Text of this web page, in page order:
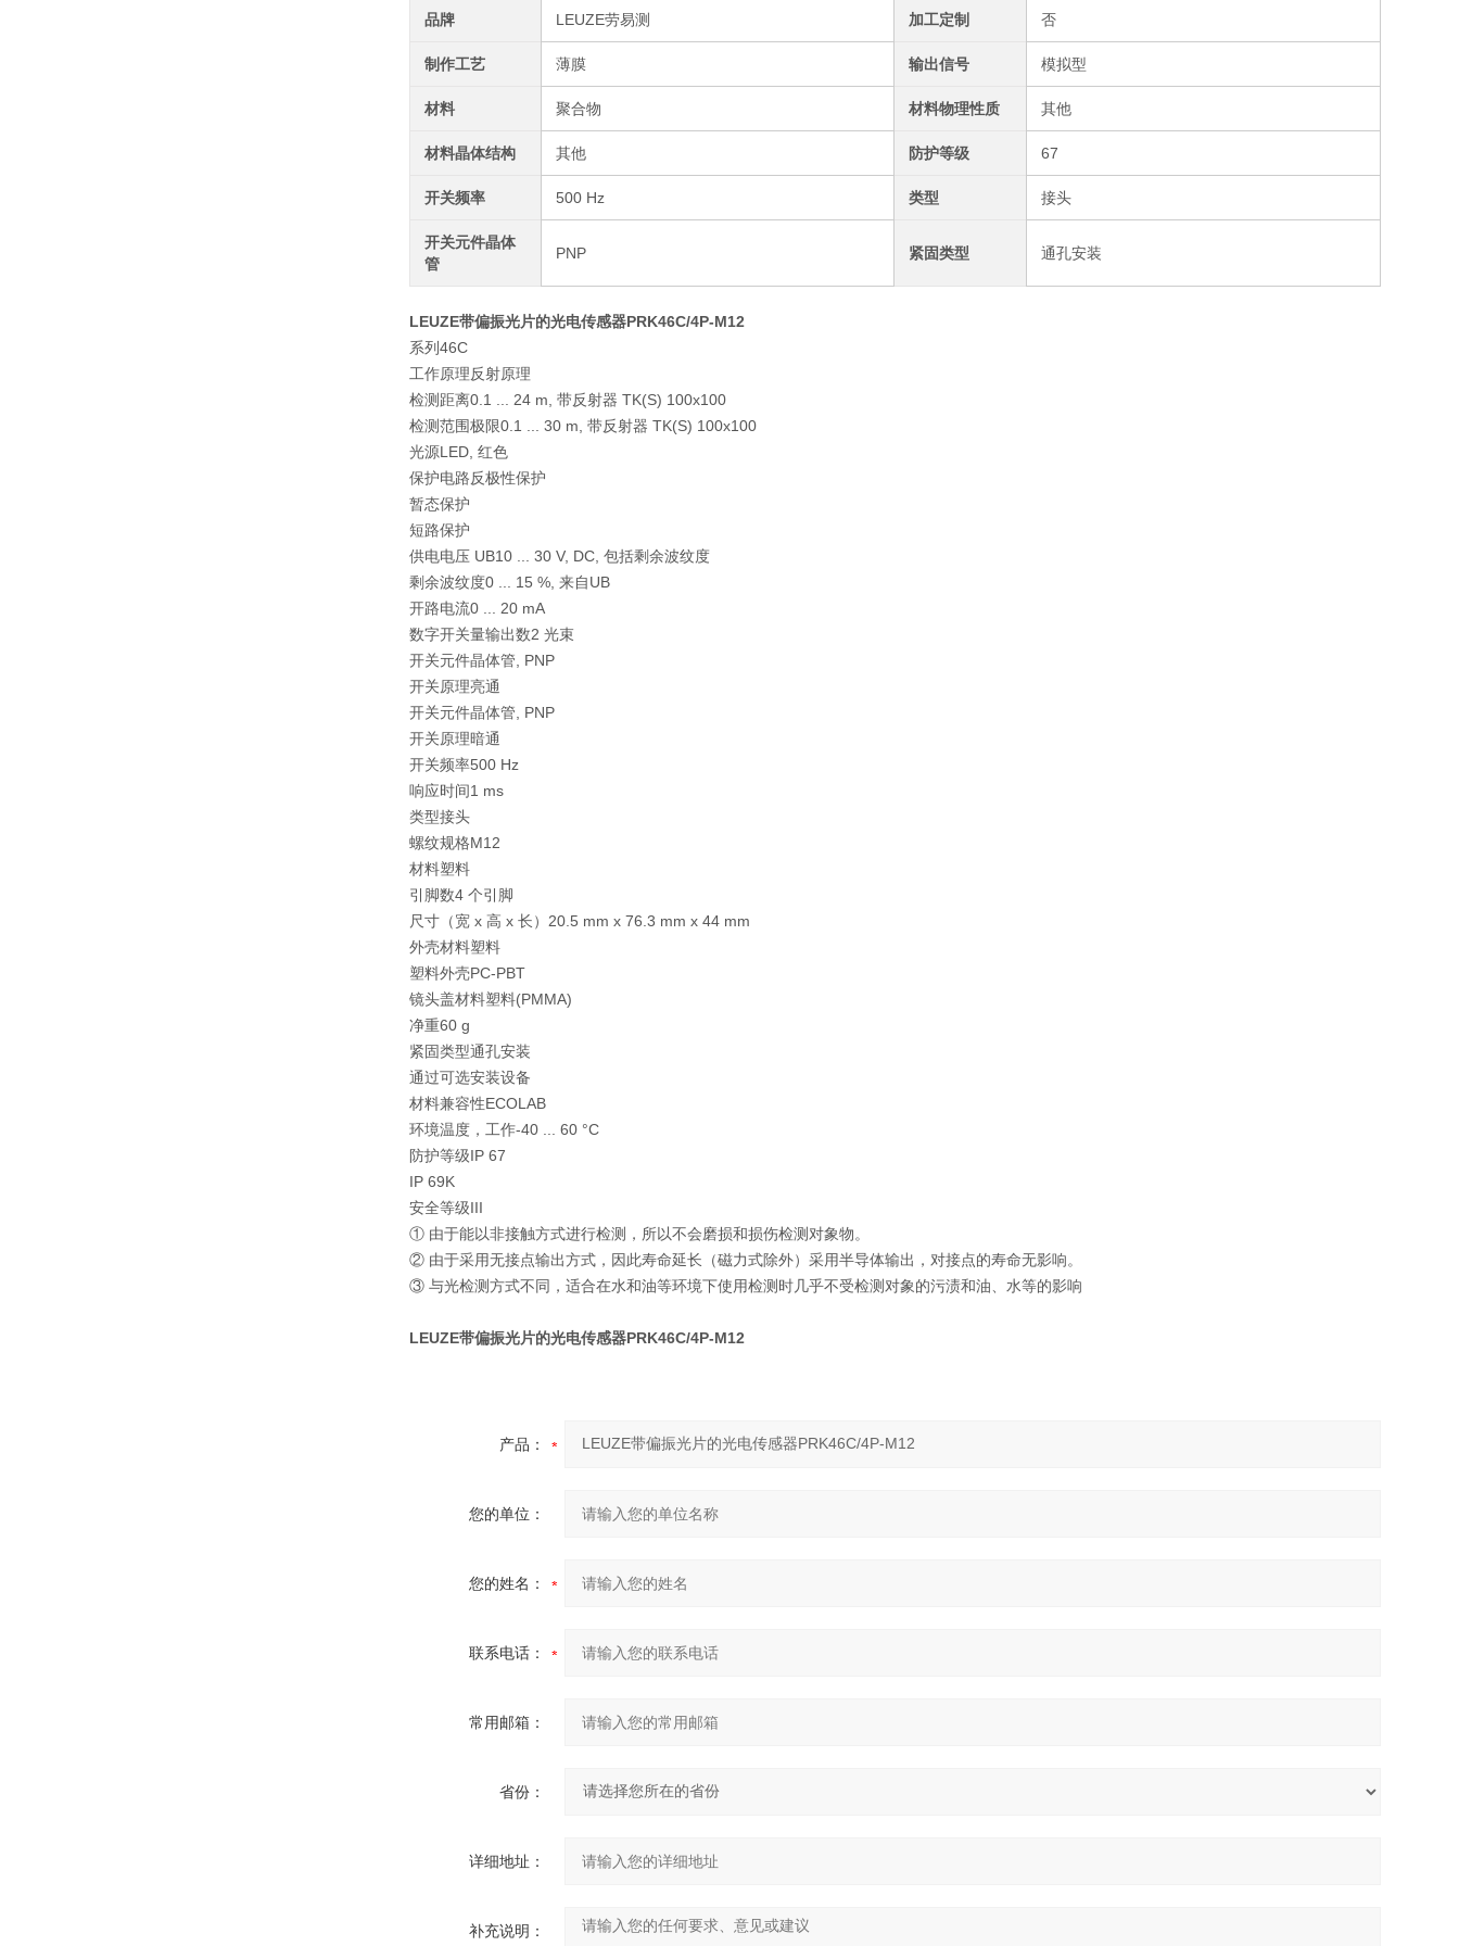
品牌 LEUZE劳易测 加工定制 否
制作工艺 薄膜 输出信号 模拟型
材料 聚合物 材料物理性质 其他
材料晶体结构 其他 防护等级 67
开关频率 500 Hz 类型 接头
开关元件晶体
管
PNP 紧固类型 通孔安装
LEUZE带偏振光片的光电传感器PRK46C/4P-M12
系列46C
工作原理反射原理
检测距离0.1 ... 24 m, 带反射器 TK(S) 100x100
检测范围极限0.1 ... 30 m, 带反射器 TK(S) 100x100
光源LED, 红色
保护电路反极性保护
暂态保护
短路保护
供电电压 UB10 ... 30 V, DC, 包括剩余波纹度
剩余波纹度0 ... 15 %, 来自UB
开路电流0 ... 20 mA
数字开关量输出数2 光束
开关元件晶体管, PNP
开关原理亮通
开关元件晶体管, PNP
开关原理暗通
开关频率500 Hz
响应时间1 ms
类型接头
螺纹规格M12
材料塑料
引脚数4 个引脚
尺寸（宽 x 高 x 长） 20.5 mm x 76.3 mm x 44 mm
外壳材料塑料
塑料外壳PC-PBT
镜头盖材料塑料(PMMA)
净重60 g
紧固类型通孔安装
通过可选安装设备
材料兼容性ECOLAB
环境温度，工作-40 ... 60 °C
防护等级IP 67
IP 69K
安全等级III
① 由于能以非接触方式进行检测，所以不会磨损和损伤检测对象物。
② 由于采用无接点输出方式，因此寿命延长（磁力式除外）采用半导体输出，对接点的寿命无影响。
③ 与光检测方式不同，适合在水和油等环境下使用检测时几乎不受检测对象的污渍和油、水等的影响
LEUZE带偏振光片的光电传感器PRK46C/4P-M12
产品：
您的单位：
您的姓名：
联系电话：
常用邮箱：
省份：
详细地址：
补充说明：